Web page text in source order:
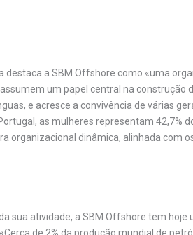
destaca a SBM Offshore como «uma
um papel central na construção
e acresce a convivência de várias
as mulheres representam 42,7%
organizacional dinâmica, alinhada com
sua atividade, a SBM Offshore tem